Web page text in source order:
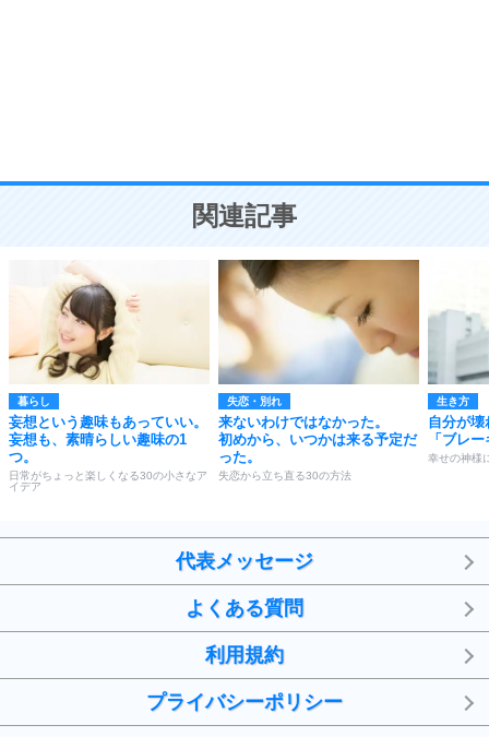
ことが大切。
関連記事
暮らし
妄想という趣味もあっていい。
妄想も、素晴らしい趣味の1
つ。
日常がちょっと楽しくなる30の小さなア
イデア
失恋・別れ
来ないわけではなかった。
初めから、いつかは来る予定だ
った。
失恋から立ち直る30の方法
生き方
自分が
「ブレ
幸せの神様
代表メッセージ
よくある質問
利用規約
プライバシーポリシー